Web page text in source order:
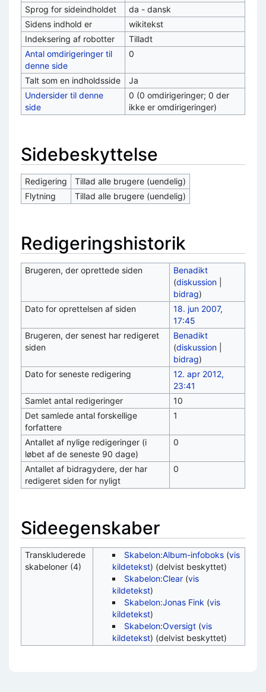
Sprog for sideindholdet
da - dansk
Sidens indhold er
wikitekst
Indeksering af robotter
Tilladt
Antal omdirigeringer til
denne side
0
Talt som en indholdsside
Ja
Undersider til denne
side
0 (0 omdirigeringer; 0 der
ikke er omdirigeringer)
Sidebeskyttelse
Redigering
Tillad alle brugere (uendelig)
Flytning
Tillad alle brugere (uendelig)
Redigeringshistorik
Brugeren, der oprettede siden
Benadikt
(diskussion|
bidrag)
Dato for oprettelsen af siden
18. jun 2007,
17:45
Brugeren, der senest har redigeret
siden
Benadikt
(diskussion|
bidrag)
Dato for seneste redigering
12. apr 2012,
23:41
Samlet antal redigeringer
10
Det samlede antal forskellige
forfattere
1
Antallet af nylige redigeringer (i
løbet af de seneste 90 dage)
0
Antallet af bidragydere, der har
redigeret siden for nyligt
0
Sideegenskaber
Transkluderede
skabeloner (4)
Skabelon:Album-infoboks (vis
kildetekst) (delvist beskyttet)
Skabelon:Clear (vis
kildetekst)
Skabelon:Jonas Fink (vis
kildetekst)
Skabelon:Oversigt (vis
kildetekst) (delvist beskyttet)